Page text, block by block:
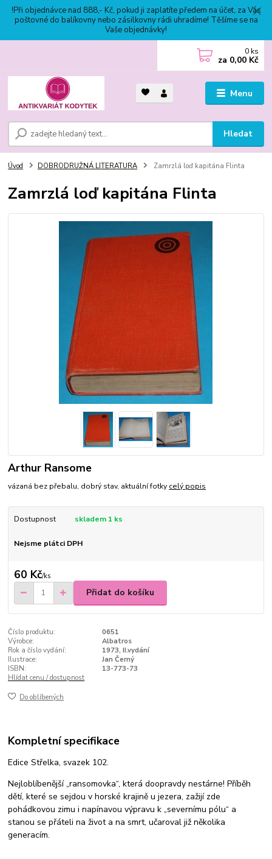
!Při objednávce nad 888,- Kč, pokud ji zaplatíte předem na účet, za Vás
poštovné do balíkovny nebo zásilkovny rádi uhradíme! Těšíme se na
Vaše objednávky!
Menu
Hledat
0 ks
za 0,00 Kč
Úvod DOBRODRUŽNÁ LITERATURA Zamrzlá loď kapitána Flinta
Zamrzlá loď kapitána Flinta
Arthur Ransome
vázaná bez přebalu, dobrý stav, aktuální fotky celý popis
Dostupnost skladem 1 ks
Nejsme plátci DPH
60 Kč/ks
Přidat do košíku
Číslo produktu:
0651
Výrobce:
Albatros
Rok a číslo vydání:
1973, II.vydání
Ilustrace:
Jan Černý
ISBN:
13-773-73
Hlídat cenu / dostupnost
Do oblíbených
Kompletní specifikace
Edice Střelka, svazek 102.
Nejloblíbenější „ransomovka“, která doopravdy nestárne! Příběh
dětí, které se sejdou v horské krajině u jezera, zažijí zde
pohádkovou zimu i napínavou výpravu k „severnímu pólu“ a
stanou se přáteli na život a na smrt, učaroval již několika
generacím.